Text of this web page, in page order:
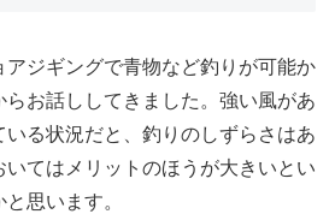
アジギングで青物など釣りが可能か
らお話ししてきました。強い風があ
いる状況だと、釣りのしずらさはあ
いてはメリットのほうが大きいとい
思います。